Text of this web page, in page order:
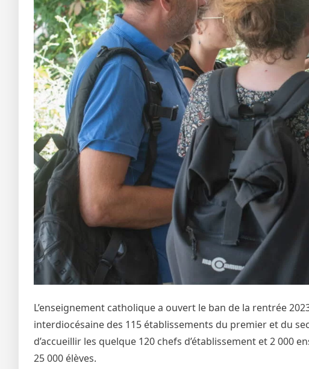
L’enseignement catholique a ouvert le ban de la rentrée
interdiocésaine des 115 établissements du premier et du
d’accueillir les quelque 120 chefs d’établissement et 2
25 000 élèves.